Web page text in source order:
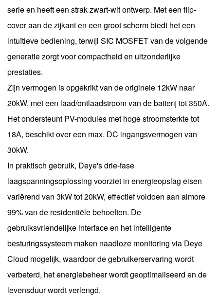
serie en heeft een strak zwart-wit ontwerp. Met een flip-
cover aan de zijkant en een groot scherm biedt het een
intuïtieve bediening, terwijl SIC MOSFET van de volgende
generatie zorgt voor compactheid en uitzonderlijke
prestaties.
Zijn vermogen is opgekrikt van de originele 12kW naar
20kW, met een laad/ontlaadstroom van de batterij tot 350A.
Het ondersteunt PV-modules met hoge stroomsterkte tot
18A, beschikt over een max. DC ingangsvermogen van
30kW.
In praktisch gebruik, Deye's drie-fase
laagspanningsoplossing voorziet in energieopslag eisen
variërend van 3kW tot 20kW, effectief voldoen aan almore
99% van de residentiële behoeften. De
gebruiksvriendelijke interface en het intelligente
besturingssysteem maken naadloze monitoring via Deye
Cloud mogelijk, waardoor de gebruikerservaring wordt
verbeterd, het energiebeheer wordt geoptimaliseerd en de
levensduur wordt verlengd.